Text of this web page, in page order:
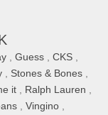
Guess CKS
Stones & Bones
it Ralph Lauren
Vingino